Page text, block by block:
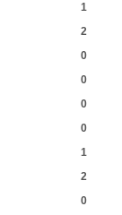
1
2
0
0
0
0
1
2
0